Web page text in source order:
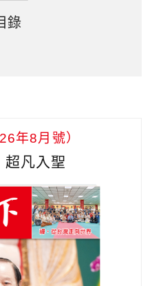
錄
年8月號）
凡入聖